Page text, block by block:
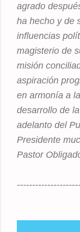
agrado
ha hecho y de
influencias
magisterio de
misión
aspiración
en armonía a
desarrollo de
adelanto del
Presidente
Pastor